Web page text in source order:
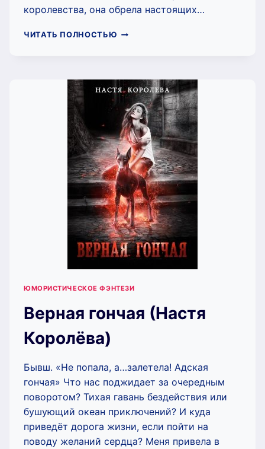
королевства, она обрела настоящих…
ЧИТАТЬ ПОЛНОСТЬЮ СТАЖИРОВКА
(НАСТЯ
КОРОЛЁВА)
ЮМОРИСТИЧЕСКОЕ ФЭНТЕЗИ
Верная гончая (Настя
Королёва)
Бывш. «Не попала, а…залетела! Адская
гончая» Что нас поджидает за очередным
поворотом? Тихая гавань бездействия или
бушующий океан приключений? И куда
приведёт дорога жизни, если пойти на
поводу желаний сердца? Меня привела в